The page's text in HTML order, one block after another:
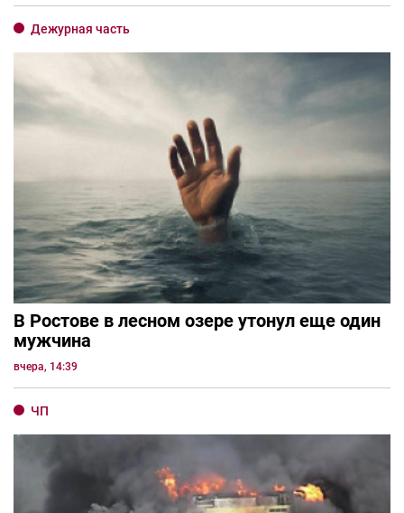
Дежурная часть
В Ростове в лесном озере утонул еще один
мужчина
вчера, 14:39
ЧП